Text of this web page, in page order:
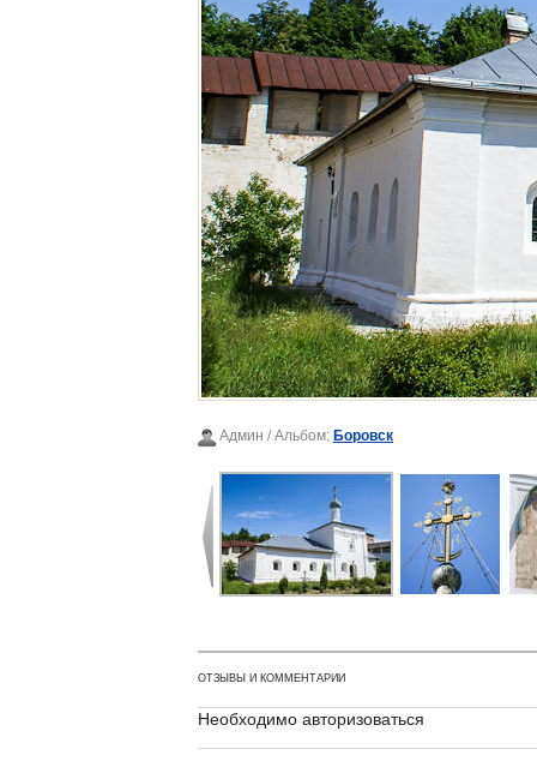
Админ / Альбом: Боровск
ОТЗЫВЫ И КОММЕНТАРИИ
Необходимо авторизоваться